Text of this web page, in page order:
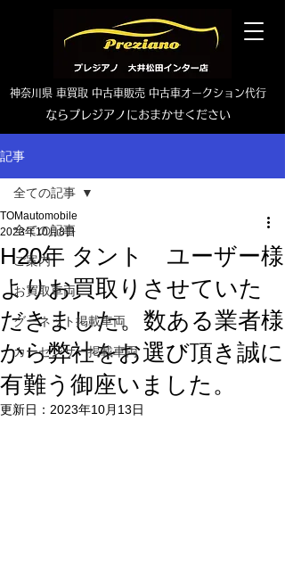
神奈川県 車買取 中古車販売 中古車オークション代行
ならプレジアノにおまかせください
TEL0465-46-6667
記事
全ての記事
ご案内
お買取車両
グーネット掲載車両
カーセンサー掲載車両
全ての記事
H20年 タント ユーザー様
よりお買取りさせていた
だきました。数ある業者様
から弊社をお選び頂き誠に
有難う御座いました。
TOMautomobile
2023年10月8日
更新日： 2023年10月13日